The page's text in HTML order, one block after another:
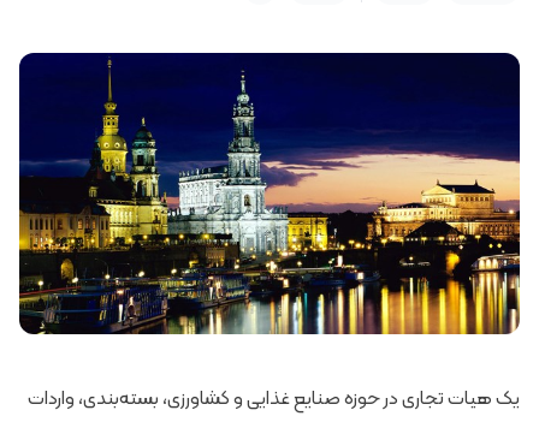
یک هیات تجاری در حوزه صنایع غذایی و کشاورزی، بسته‌بندی، واردات